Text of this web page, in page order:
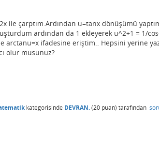
ile çarptım.Ardından u=tanx dönüşümü
ardından da 1 ekleyerek u^2+1 = 1/
arctanu=x ifadesine eriştim.. Hepsini yerine
olur musunuz?
kategorisinde DEVRAN.(20 puan) tarafından